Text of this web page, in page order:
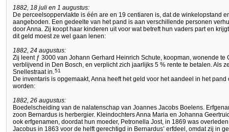
1882, 18 juli en 1 augustus:
De perceelsoppervlakte is één are en 19 centiaren is, dat de winkelopstand
aangeboden. Een gedeelte van het pand is aan verschillende personen
door Anna. Zij koopt haar kinderen uit voor wat betreft hun vaders part en
dit geld moest ze wel gaan lenen:
1882, 24 augustus:
Zij leent ƒ 3000 van Johann Gerhard Heinrich Schute, koopman, wonende
verblijvend in Den Bosch, en verplicht zich jaarlijks 5 % rente te betalen. Als
Snellestraat in.51
De inventaris is opgemaakt, Anna heeft het geld voor het aandeel in het
worden:
1882, 26 augustus:
Boedelscheiding van de nalatenschap van Joannes Jacobs Boelens.
zoon Bernardus is herbergier. Kleindochters Anna Maria en Johanna
ook erfgenamen, doordat hun moeder, Petronella Jost, in 1869 was
Jacobus in 1863 voor de helft gerechtigd in Bernardus’ erfdeel, omdat zij in